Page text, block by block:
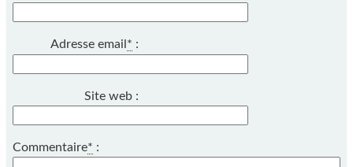
Adresse email * :
Site web :
Commentaire* :